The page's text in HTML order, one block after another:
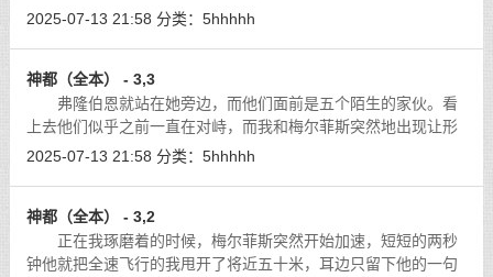
会了怎么样在这个世界生活下去。
2025-07-13 21:58 分类： 5hhhhh
神都（全本） - 3,3
弗隆伯恩就站在她旁边，而他们面前是五个陌生的家伙。看
上去他们似乎之前一直在对峙，而我和梅尔菲斯突然地出现让形
势有些恶化了。 [详细]
2025-07-13 21:58 分类： 5hhhhh
神都（全本） - 3,2
正在我琢磨着的时候，梅尔菲斯突然开始加速，短短的两秒
钟他就把全速飞行的我甩开了将近五十米，耳边只留下他的一句